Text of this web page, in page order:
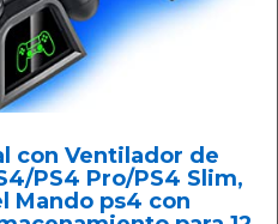
con Ventilador de
PS4 Pro/PS4 Slim,
Mando ps4 con